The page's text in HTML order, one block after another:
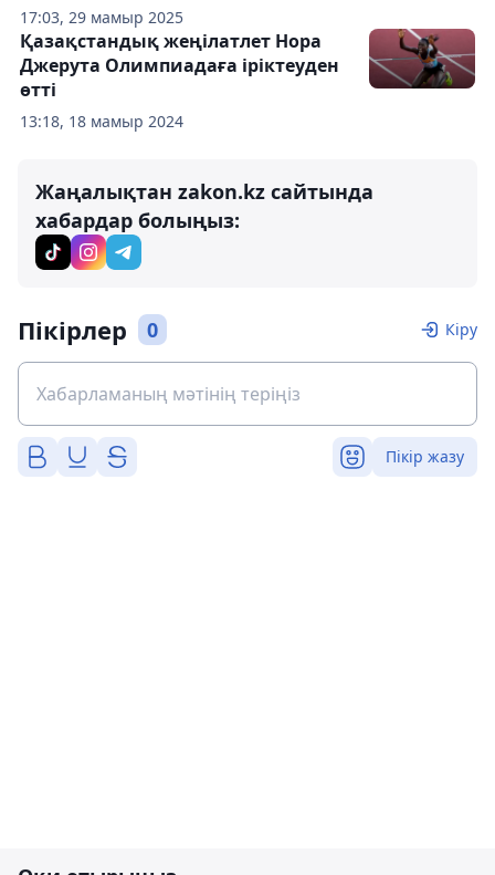
17:03, 29 мамыр 2025
13:18, 18 мамыр 2024
Қазақстандық жеңілатлет Нора
Джерута Олимпиадаға іріктеуден
өтті
Жаңалықтан zakon.kz сайтында
хабардар болыңыз:
Пікірлер 0 Кіру
Пікір жазу